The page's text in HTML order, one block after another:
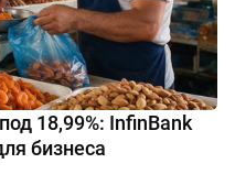
18,99%: InfinBank
бизнеса